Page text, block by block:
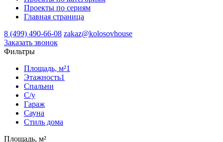
Проекты по сериям
Главная страница
8 (499) 490-66-08 zakaz@kolosovhouse
3аказать звонок
Фильтры
Площадь, м²1
Этажность1
Спальни
С/у
Гараж
Сауна
Стиль дома
Площадь, м²